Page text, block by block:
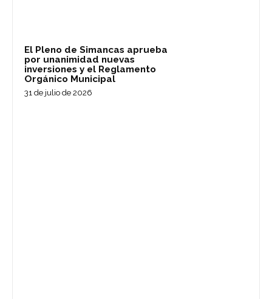
El Pleno de Simancas aprueba
por unanimidad nuevas
inversiones y el Reglamento
Orgánico Municipal
31 de julio de 2026